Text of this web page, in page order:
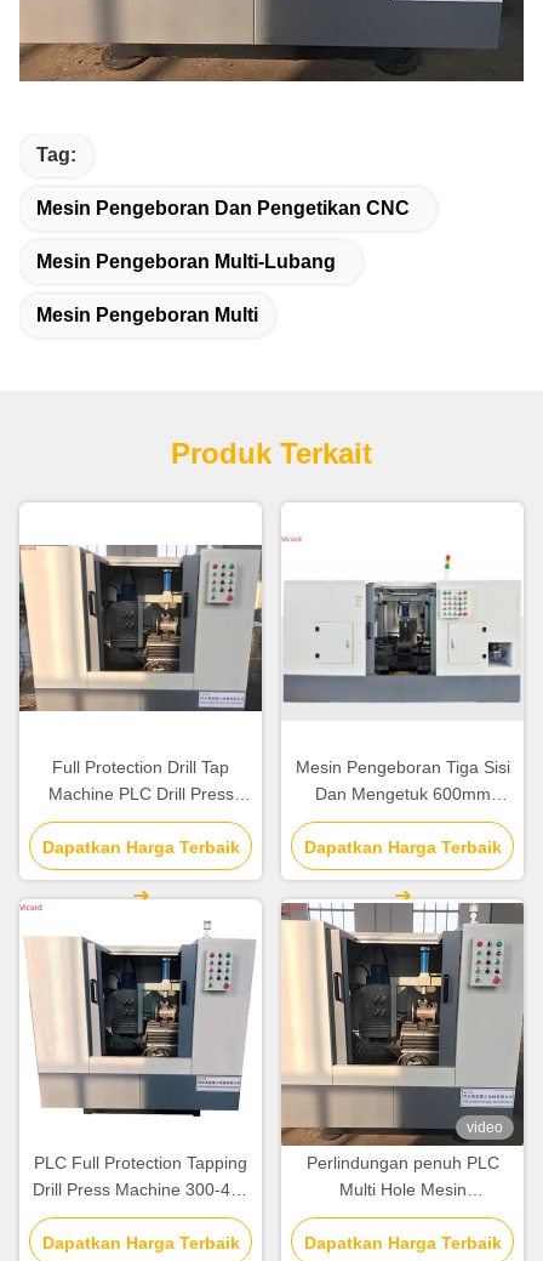
Tag:
Mesin Pengeboran Dan Pengetikan CNC
Mesin Pengeboran Multi-Lubang
Mesin Pengeboran Multi
Produk Terkait
Full Protection Drill Tap
Machine PLC Drill Press
Tapping Machine 1800 KG
Dapatkan Harga Terbaik
Mesin Pengeboran Tiga Sisi
Dan Mengetuk 600mm
Panjang Pengolahan
Maksimum 3500KG
Dapatkan Harga Terbaik
PLC Full Protection Tapping
Drill Press Machine 300-400
mm Flange Intermediate To
Cenctemaximum Machining
Dapatkan Harga Terbaik
video
Perlindungan penuh PLC
Multi Hole Mesin
Pengeboran Dan Mesin
Tapping 220V / 380v / 415V
Dapatkan Harga Terbaik